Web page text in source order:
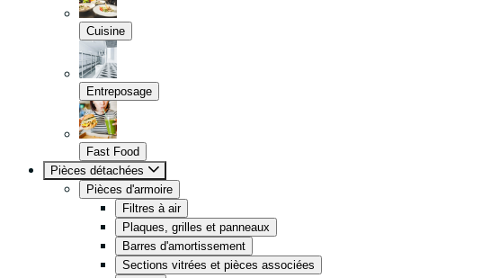
Cuisine
Entreposage
Fast Food
Pièces détachées
Pièces d'armoire
Filtres à air
Plaques, grilles et panneaux
Barres d'amortissement
Sections vitrées et pièces associées